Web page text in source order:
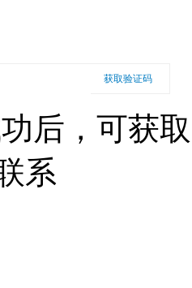
获取验证码
后，可获
系